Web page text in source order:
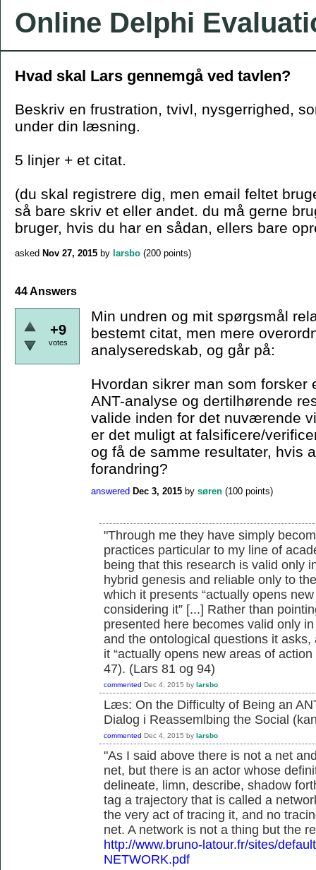
Online Delphi
Hvad skal Lars gennemgå ved tavlen?
Beskriv en frustration, tvivl, nysgerrighed,
under din læsning.
5 linjer + et citat.
(du skal registrere dig, men email feltet
så bare skriv et eller andet. du må gerne
bruger, hvis du har en sådan, ellers bare
asked Nov 27, 2015 by larsbo (200 points)
44 Answers
+9
votes
Min undren og mit spørgsmål
bestemt citat, men mere
analyseredskab, og går på:
Hvordan sikrer man som forsker
ANT-analyse og dertilhørende
valide inden for det nuværende
er det muligt at falsificere/
og få de samme resultater, hvis
forandring?
answered Dec 3, 2015 by søren (100 points)
"Through me they have simply
practices particular to my line of
being that this research is valid only
hybrid genesis and reliable only to
which it presents “actually opens
considering it” [...] Rather than
presented here becomes valid only
and the ontological questions it
it “actually opens new areas of
47). (Lars 81 og 94)
commented Dec 4, 2015 by larsbo
Læs: On the Difficulty of Being an
Dialog i Reassemlbing the Social
commented Dec 4, 2015 by larsbo
"As I said above there is not a net
net, but there is an actor whose
delineate, limn, describe, shadow
tag a trajectory that is called a
the very act of tracing it, and no
net. A network is not a thing but the
http://www.bruno-latour.fr/sites/
NETWORK.pdf